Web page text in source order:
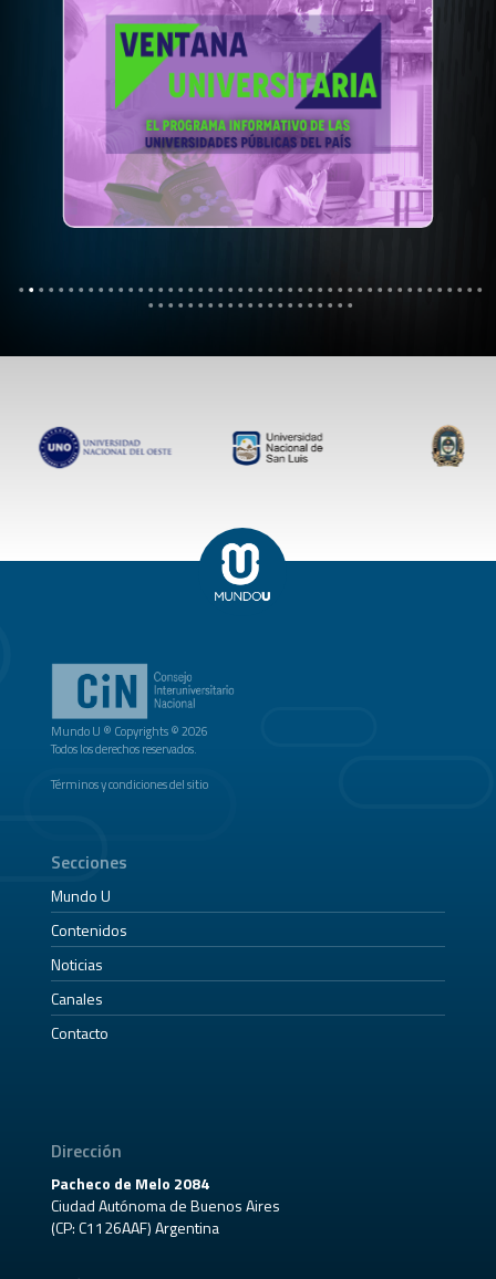
Mundo U ® Copyrights © 2026
Todos los derechos reservados.
Términos y condiciones del sitio
Secciones
Mundo U
Contenidos
Noticias
Canales
Contacto
Dirección
Pacheco de Melo 2084
Ciudad Autónoma de Buenos Aires
(CP: C1126AAF) Argentina